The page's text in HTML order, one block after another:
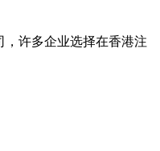
许多企业选择在香港注